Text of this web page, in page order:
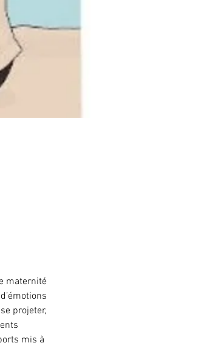
maternité
projeter,
mis à